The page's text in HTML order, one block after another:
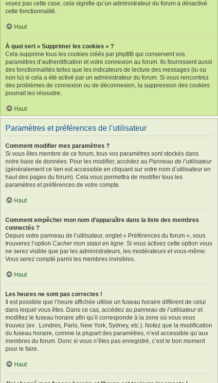
voyez pas cette case, cela signifie qu’un administrateur du forum a désactivé
cette fonctionnalité.
Haut
À quoi sert « Supprimer les cookies » ?
Cela supprime tous les cookies créés par phpBB qui conservent vos
paramètres d’authentification et votre connexion au forum. Ils fournissent aussi
des fonctionnalités telles que les indicateurs de lecture des messages (lu ou
non lu) si cela a été activé par un administrateur du forum. Si vous rencontrez
des problèmes de connexion ou de déconnexion, la suppression des cookies
pourrait les résoudre.
Haut
Paramètres et préférences de l’utilisateur
Comment modifier mes paramètres ?
Si vous êtes membre de ce forum, tous vos paramètres sont stockés dans
notre base de données. Pour les modifier, accédez au Panneau de l’utilisateur
(généralement ce lien est accessible en cliquant sur votre nom d’utilisateur en
haut des pages du forum). Cela vous permettra de modifier tous les
paramètres et préférences de votre compte.
Haut
Comment empêcher mon nom d’apparaître dans la liste des membres
connectés ?
Depuis votre panneau de l’utilisateur, onglet « Préférences du forum », vous
trouverez l’option Cacher mon statut en ligne. Si vous activez cette option vous
ne serez visible que par les administrateurs, les modérateurs et vous-même.
Vous serez compté parmi les membres invisibles.
Haut
Les heures ne sont pas correctes !
Il est possible que l’heure affichée utilise un fuseau horaire différent de celui
dans lequel vous êtes. Dans ce cas, accédez au panneau de l’utilisateuret
modifiez le fuseau horaire afin qu’il corresponde à la zone où vous vous
trouvez (ex : Londres, Paris, New York, Sydney, etc.). Notez que la modification
du fuseau horaire, comme la plupart des paramètres, n’est accessible qu’aux
membres du forum. Donc si vous n’êtes pas enregistré, c’est le bon moment
pour le faire.
Haut